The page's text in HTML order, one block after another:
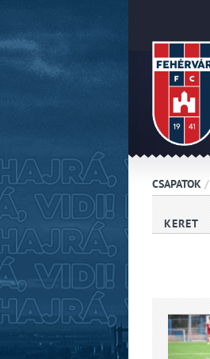
CSAPATOK /
KERET